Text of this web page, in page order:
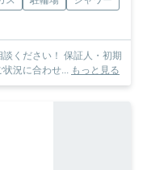
保証人・初期
況に合わせ... もっと見る